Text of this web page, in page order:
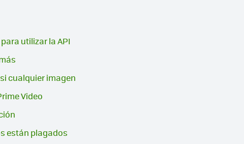
utilizar la API
cualquier imagen
Video
están plagados